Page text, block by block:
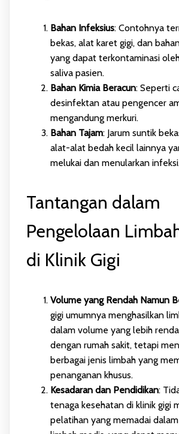
Bahan Infeksius: Contohnya
bekas, alat karet gigi, dan
yang dapat terkontaminasi
saliva pasien.
Bahan Kimia Beracun: Seperti
desinfektan atau pengencer
mengandung merkuri.
Bahan Tajam: Jarum suntik
alat-alat bedah kecil lainnya
melukai dan menularkan
Tantangan dalam
Pengelolaan
di Klinik Gigi
Volume yang Rendah Namun
gigi umumnya menghasilkan
dalam volume yang lebih
dengan rumah sakit, tetapi
berbagai jenis limbah yang
penanganan khusus.
Kesadaran dan Pendidikan:
tenaga kesehatan di klinik gigi
pelatihan yang memadai